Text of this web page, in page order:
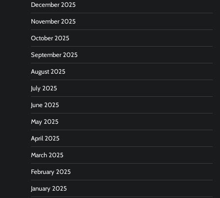
December 2025
November 2025
October 2025
September 2025
August 2025
July 2025
June 2025
May 2025
April 2025
March 2025
February 2025
January 2025